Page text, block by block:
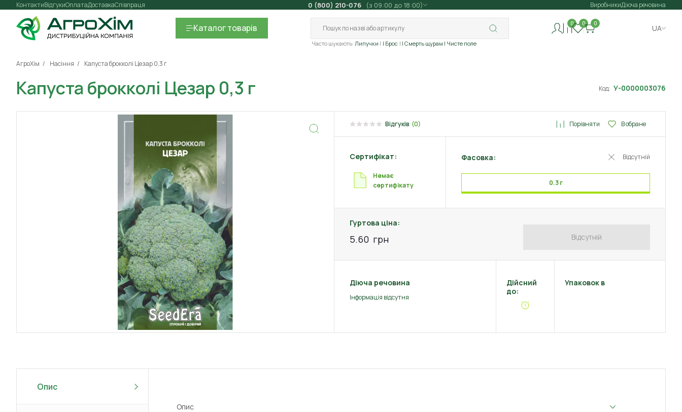
Контакти Оплата
Відгуки ДоставкаСпівпраця 0 (800) 210-076 (з 09:00 до 18:00) ВиробникиДіюча речовина
Каталогтоварів
Часто шукають: Липучки | Брос | Смерть щурам | Чисте поле
0 0 0
UA
АгроХім Насіння Капуста брокколі Цезар 0,3 г
Капуста брокколі Цезар 0,3 г Код: У-0000003076
Відгуків (0) Порівняти В обране
Сертифікат:
Немає
сертифікату
Фасовка: Відсутній
0.3 г
Гуртова ціна:
5.60 грн Відсутній
Діюча речовина
Інформація відсутня
Дійсний
до:
Упаковок в
Опис
Опис